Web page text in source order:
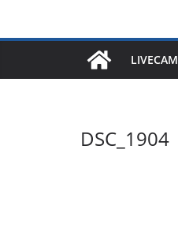
LIVECAM
DSC_1904